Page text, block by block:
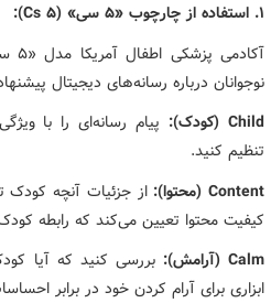
۱. استفاده از چارچوب «۵ سی» (5 Cs):
نوجوانان درباره رسانه‌های دیجیتال
Child (کودک):
پیام رسانه‌ای را با
تنظیم کنید.
Content (محتوا):
از جزئیات آنچه کودک
کیفیت محتوا تعیین می‌کند که رابطه
Calm (آرامش):
بررسی کنید که آیا
ابزاری برای آرام کردن خود در برابر